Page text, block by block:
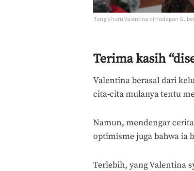
Tangis haru Valentina di hadapan
Terima kasih
Valentina berasal dari
cita-cita mulanya tentu
Namun, mendengar
optimisme juga bahwa ia
Terlebih, yang Valentina